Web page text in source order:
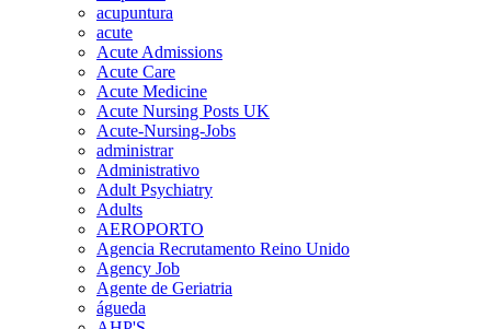
acupuntura
acute
Acute Admissions
Acute Care
Acute Medicine
Acute Nursing Posts UK
Acute-Nursing-Jobs
administrar
Administrativo
Adult Psychiatry
Adults
AEROPORTO
Agencia Recrutamento Reino Unido
Agency Job
Agente de Geriatria
águeda